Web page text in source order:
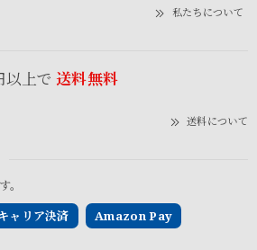
私たちについて
以上で 送料無料
送料について
ャリア決済 Amazon Pay